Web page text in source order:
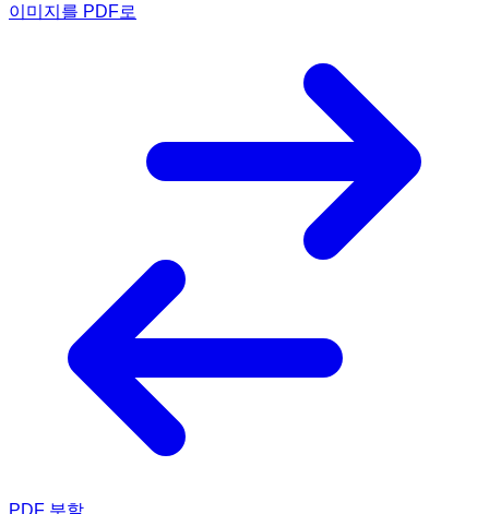
이미지를 PDF로
PDF 분할